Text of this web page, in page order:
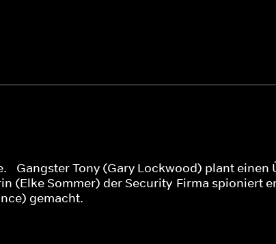
- Gangster Tony (Gary Lockwood) plant
(Elke Sommer) der Security-Firma spioniert
gemacht.